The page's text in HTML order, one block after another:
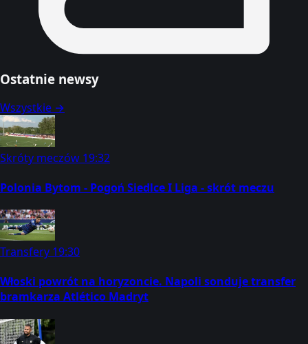
Ostatnie newsy
Wszystkie →
Skróty meczów 19:32
Polonia Bytom - Pogoń Siedlce I Liga - skrót meczu
Transfery 19:30
Włoski powrót na horyzoncie. Napoli sonduje transfer
bramkarza Atlético Madryt